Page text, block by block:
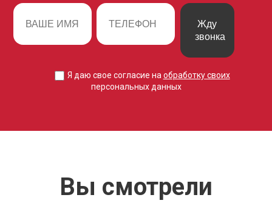
Жду
звонка
Я даю свое согласие на обработку своих
персональных данных
Вы смотрели